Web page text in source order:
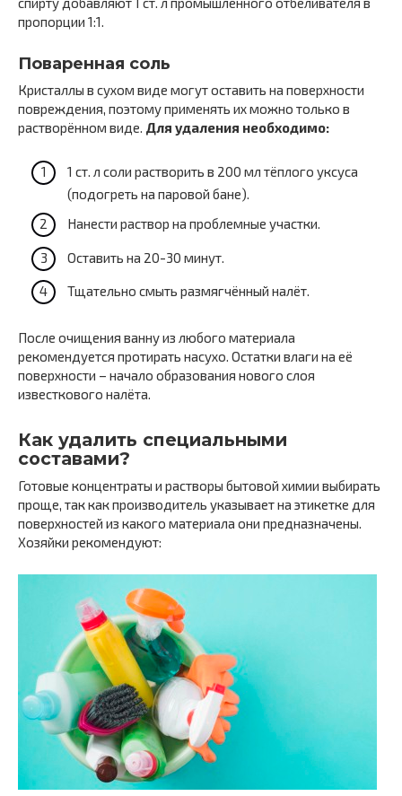
пропорции 1:1.
Поваренная соль
Кристаллы в сухом виде могут оставить на поверхности
повреждения, поэтому применять их можно только в
растворённом виде. Для удаления необходимо:
1 ст. л соли растворить в 200 мл тёплого уксуса
(подогреть на паровой бане).
Нанести раствор на проблемные участки.
Оставить на 20-30 минут.
Тщательно смыть размягчённый налёт.
После очищения ванну из любого материала
рекомендуется протирать насухо. Остатки влаги на её
поверхности – начало образования нового слоя
известкового налёта.
Как удалить специальными
составами?
Готовые концентраты и растворы бытовой химии выбирать
проще, так как производитель указывает на этикетке для
поверхностей из какого материала они предназначены.
Хозяйки рекомендуют: